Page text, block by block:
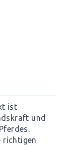
ist
und
richtigen